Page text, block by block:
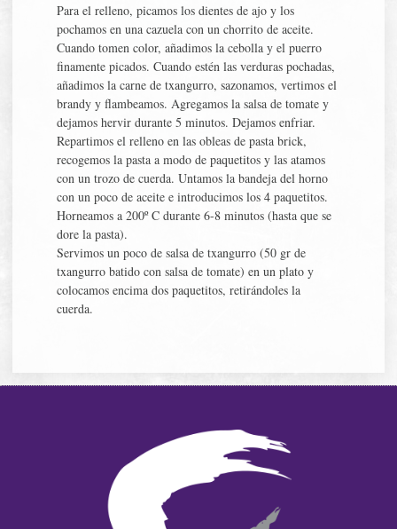
Para el relleno, picamos los dientes de ajo y los
pochamos en una cazuela con un chorrito de aceite.
Cuando tomen color, añadimos la cebolla y el puerro
ﬁnamente picados. Cuando estén las verduras pochadas,
añadimos la carne de txangurro, sazonamos, vertimos el
brandy y ﬂambeamos. Agregamos la salsa de tomate y
dejamos hervir durante 5 minutos. Dejamos enfriar.
Repartimos el relleno en las obleas de pasta brick,
recogemos la pasta a modo de paquetitos y las atamos
con un trozo de cuerda. Untamos la bandeja del horno
con un poco de aceite e introducimos los 4 paquetitos.
Horneamos a 200º C durante 6-8 minutos (hasta que se
dore la pasta).
Servimos un poco de salsa de txangurro (50 gr de
txangurro batido con salsa de tomate) en un plato y
colocamos encima dos paquetitos, retirándoles la
cuerda.